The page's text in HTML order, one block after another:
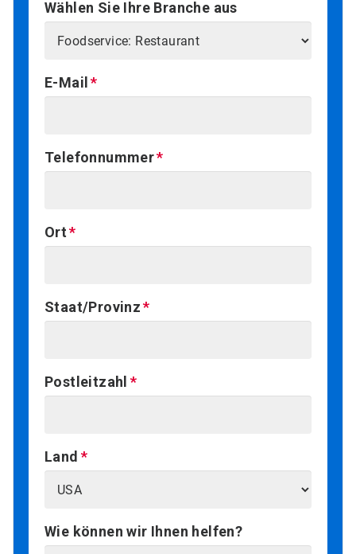
Wählen Sie Ihre Branche aus
E-Mail
Telefonnummer
Ort
Staat/Provinz
Postleitzahl
Land
Wie können wir Ihnen helfen?